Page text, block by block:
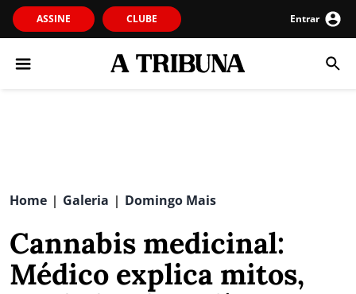
ASSINE CLUBE Entrar
Home | Galeria | Domingo Mais
Cannabis medicinal:
Médico explica mitos,